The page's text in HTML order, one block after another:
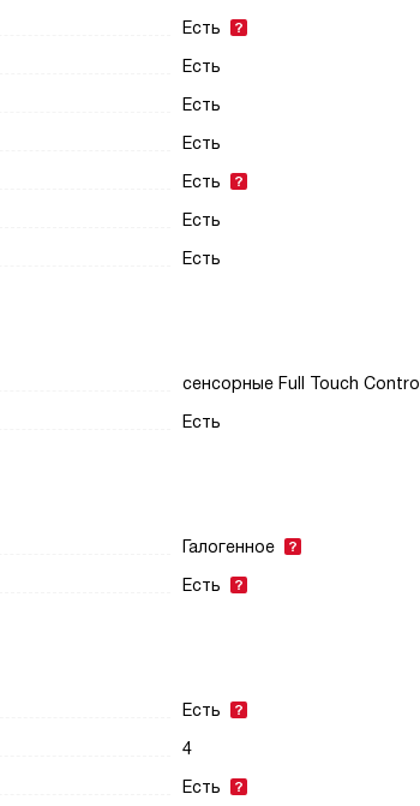
Есть
Есть
Есть
Есть
Есть
Есть
Есть
сенсорные Full Touch Control
Есть
Галогенное
Есть
Есть
4
Есть